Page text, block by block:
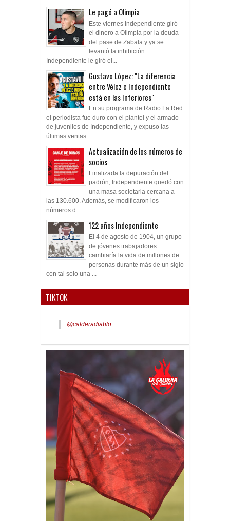
Le pagó a Olimpia
Este viernes Independiente giró
el dinero a Olimpia por la deuda
del pase de Zabala y ya se
levantó la inhibición.
Independiente le giró el...
Gustavo López: "La diferencia
entre Vélez e Independiente
está en las Inferiores"
En su programa de Radio La Red
el periodista fue duro con el plantel y el armado
de juveniles de Independiente, y expuso las
últimas ventas ...
Actualización de los números de
socios
Finalizada la depuración del
padrón, Independiente quedó con
una masa societaria cercana a
las 130.600. Además, se modificaron los
números d...
122 años Independiente
El 4 de agosto de 1904, un grupo
de jóvenes trabajadores
cambiaría la vida de millones de
personas durante más de un siglo
con tal solo una ...
TIKTOK
@calderadiablo